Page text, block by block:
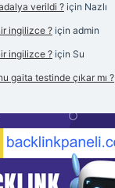
verildi ? için Nazlı
ingilizce ? için admin
ingilizce ? için Su
gaita testinde çıkar mı ?